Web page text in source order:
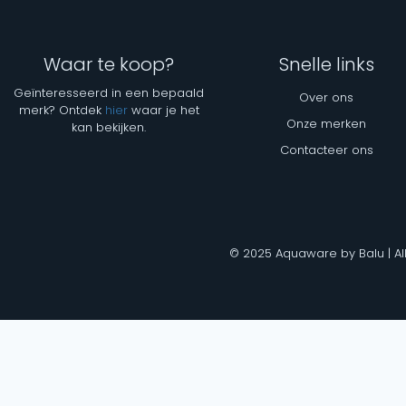
Waar te koop?
Geïnteresseerd in een bepaald
merk? Ontdek hierwaar je het
kan bekijken.
Snelle links
Over ons
Onze merken
Contacteer ons
© 2025 Aquaware by Balu |